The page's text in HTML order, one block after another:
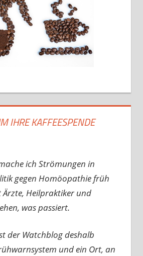
IHRE KAFFEESPENDE
ich Strömungen in
gegen Homöopathie früh
Heilpraktiker und
was passiert.
der Watchblog deshalb
und ein Ort, an